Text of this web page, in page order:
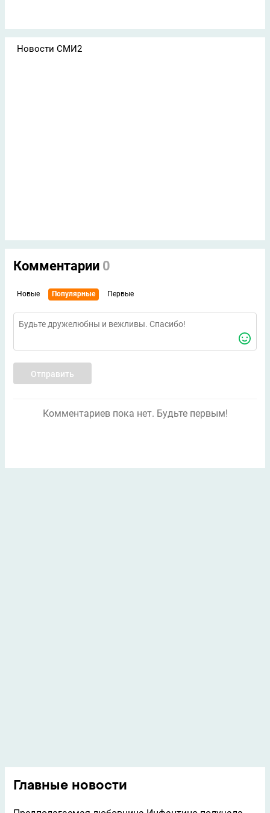
Новости СМИ2
Комментарии 0
Новые Популярные Первые
Отправить
Комментариев пока нет. Будьте первым!
Главные новости